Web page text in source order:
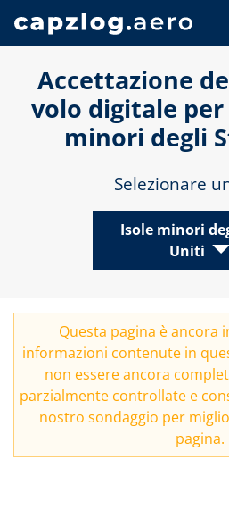
Accettazione
volo digitale per
minori degli
Selezionare
Isole minori
Uniti
Questa pagina è ancora
informazioni contenute in
non essere ancora
parzialmente controllate e
nostro sondaggio per
pagina.